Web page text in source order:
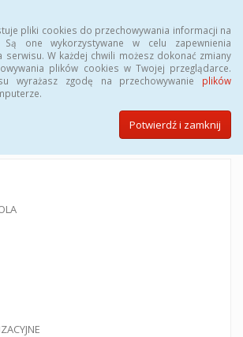
pliki cookies do przechowywania informacji na
Są one wykorzystywane w celu zapewnienia
serwisu. W każdej chwili możesz dokonać zmiany
plików cookies w Twojej przeglądarce.
wyrażasz zgodę na przechowywanie plików
Potwierdź i zamknij
INFORMACJI PUBLICZNEJ
Miasta Opola